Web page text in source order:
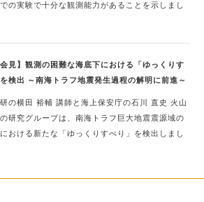
の実験で十分な観測能力があることを示しまし
会見】観測の困難な海底下における「ゆっくりす
検出 ～南海トラフ地震発生過程の解明に前進～
の横田 裕輔 講師と海上保安庁の石川 直史 火山
研究グループは、南海トラフ巨大地震震源域の
おける新たな「ゆっくりすべり」を検出しまし